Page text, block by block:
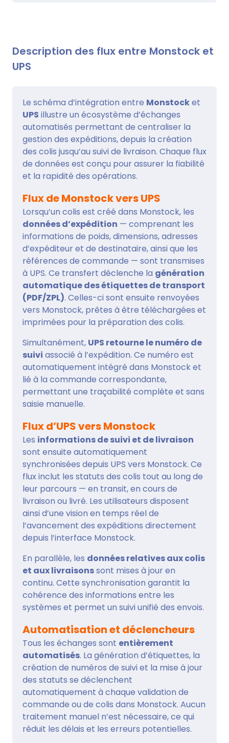
Description des flux entre Monstock et
UPS
Le schéma d’intégration entre Monstocket
UPS illustre un écosystème d’échanges
automatisés permettant de centraliser la
gestion des expéditions, depuis la création
des colis jusqu’au suivi de livraison. Chaque flux
de données est conçu pour assurer la fiabilité
et la rapidité des opérations.
Flux de Monstock vers UPS
Lorsqu’un colis est créé dans Monstock, les
données d’expédition — comprenant les
informations de poids, dimensions, adresses
d’expéditeur et de destinataire, ainsi que les
références de commande — sont transmises
à UPS. Ce transfert déclenche la génération
automatique des étiquettes de transport
(PDF/ZPL). Celles-ci sont ensuite renvoyées
vers Monstock, prêtes à être téléchargées et
imprimées pour la préparation des colis.
Simultanément, UPS retourne le numéro de
suivi associé à l’expédition. Ce numéro est
automatiquement intégré dans Monstock et
lié à la commande correspondante,
permettant une traçabilité complète et sans
saisie manuelle.
Flux d’UPS vers Monstock
Les informations de suivi et de livraison
sont ensuite automatiquement
synchronisées depuis UPS vers Monstock. Ce
flux inclut les statuts des colis tout au long de
leur parcours — en transit, en cours de
livraison ou livré. Les utilisateurs disposent
ainsi d’une vision en temps réel de
l’avancement des expéditions directement
depuis l’interface Monstock.
En parallèle, les données relatives aux colis
et aux livraisonssont mises à jour en
continu. Cette synchronisation garantit la
cohérence des informations entre les
systèmes et permet un suivi unifié des envois.
Automatisation et déclencheurs
Tous les échanges sont entièrement
automatisés. La génération d’étiquettes, la
création de numéros de suivi et la mise à jour
des statuts se déclenchent
automatiquement à chaque validation de
commande ou de colis dans Monstock. Aucun
traitement manuel n’est nécessaire, ce qui
réduit les délais et les erreurs potentielles.